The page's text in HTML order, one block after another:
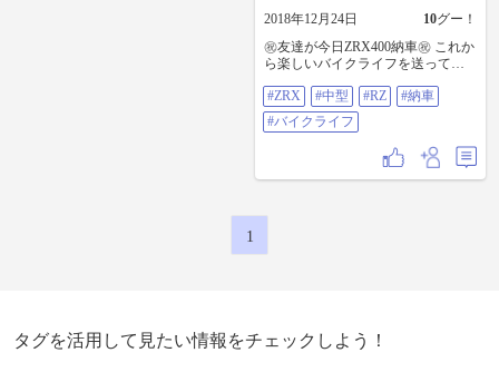
2018年12月24日 10グー！
㊗️友達が今日ZRX400納車㊗️ これか
ら楽しいバイクライフを送ってく
たいな〜 ＃ZRX ＃中型 #RZ #納車
#バイクライフ
#ZRX #中型 #RZ
#納車
#バイクライフ
1
タグを活用して見たい情報をチェックしよう！